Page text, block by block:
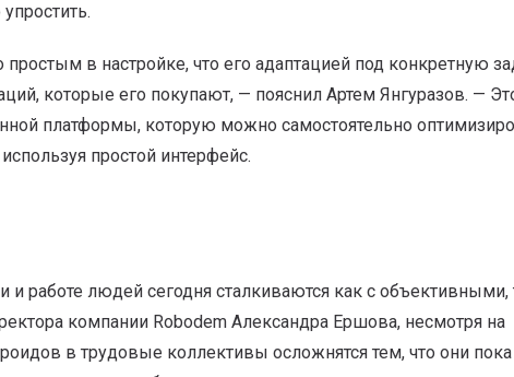
в настройке, что его адаптацией под конкретную
которые его покупают, — пояснил Артем Янгуразов. —
платформы, которую можно самостоятельно
простой интерфейс.
работе людей сегодня сталкиваются как с объективными,
компании Robodem Александра Ершова, несмотря на
в трудовые коллективы осложнятся тем, что они